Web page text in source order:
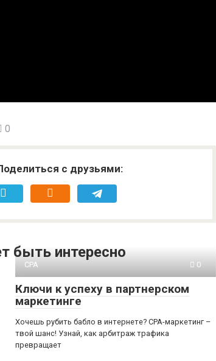
0
с друзьями:
быть интересно
CPA 0
Ключи к успеху в партнерском
маркетинге
Хочешь рубить бабло в интернете? CPA-маркетинг –
твой шанс! Узнай, как арбитраж трафика
превращает